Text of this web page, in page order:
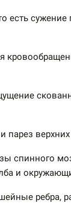
есть сужение
парез
спинного
и
ребра,